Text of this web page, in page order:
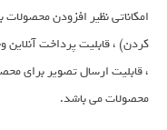
کردن) ، قابلیت پرداخت آنلاین
، قابلیت ارسال تصویر برای
محصولات می باشد.